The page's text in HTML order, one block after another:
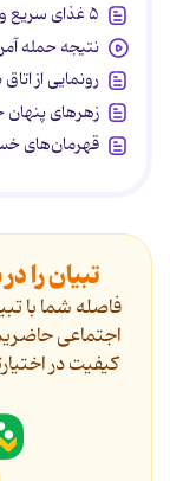
۵ غذای سریع و سالم برای طبیعت‌گردی
نتیجه حمله
رونمایی از
زهرهای پنهان
قهرمان‌های
تبیان را
فاصله شما با
اجتماعی
کیفیت در